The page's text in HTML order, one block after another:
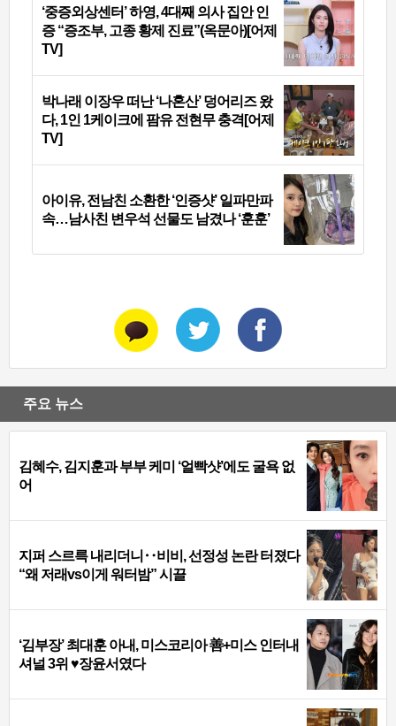
‘중증외상센터’ 하영, 4대째 의사 집안 인
증 “증조부, 고종 황제 진료”(옥문아)[어제
TV]
박나래 이장우 떠난 ‘나혼산’ 덩어리즈 왔
다, 1인 1케이크에 팜유 전현무 충격[어제
TV]
아이유, 전남친 소환한 ‘인증샷’ 일파만파
속…남사친 변우석 선물도 남겼나 ‘훈훈’
주요 뉴스
김혜수, 김지훈과 부부 케미 ‘얼빡샷’에도 굴욕 없
어
지퍼 스르륵 내리더니‥비비, 선정성 논란 터졌다
“왜 저래vs이게 워터밤” 시끌
‘김부장’ 최대훈 아내, 미스코리아 善+미스 인터내
셔널 3위 ♥장윤서였다